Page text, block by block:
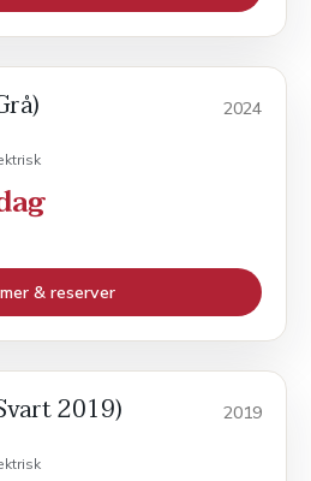
2024
& reserver
2019) 2019